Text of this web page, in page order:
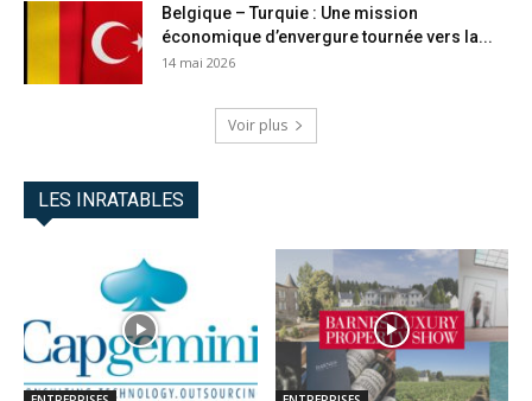
Belgique – Turquie : Une mission
économique d’envergure tournée vers la...
14 mai 2026
Voir plus
LES INRATABLES